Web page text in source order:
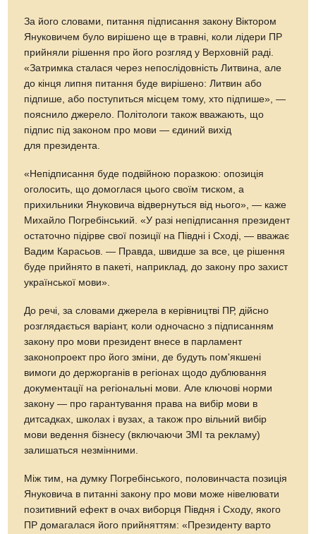
За його словами, питання підписання закону Віктором
Януковичем було вирішено ще в травні, коли лідери ПР
прийняли рішення про його розгляд у Верховній раді.
«Затримка сталася через непослідовність Литвина, але
до кінця липня питання буде вирішено: Литвин або
підпише, або поступиться місцем тому, хто підпише», —
пояснило джерело. Політологи також вважають, що
підпис під законом про мови — єдиний вихід
для президента.
«Непідписання буде подвійною поразкою: опозиція
оголосить, що домоглася цього своїм тиском, а
прихильники Януковича відвернуться від нього», — каже
Михайло Погребінський. «У разі непідписання президент
остаточно підірве свої позиції на Півдні і Сході, — вважає
Вадим Карасьов. — Правда, швидше за все, це рішення
буде прийнято в пакеті, наприклад, до закону про захист
української мови».
До речі, за словами джерела в керівництві ПР, дійсно
розглядається варіант, коли одночасно з підписанням
закону про мови президент внесе в парламент
законопроект про його зміни, де будуть пом'якшені
вимоги до держорганів в регіонах щодо дублювання
документації на регіональні мови. Але ключові норми
закону — про гарантування права на вибір мови в
дитсадках, школах і вузах, а також про вільний вибір
мови ведення бізнесу (включаючи ЗМІ та рекламу)
залишаться незмінними.
Між тим, на думку Погребінського, половинчаста позиція
Януковича в питанні закону про мови може нівелювати
позитивний ефект в очах виборця Півдня і Сходу, якого
ПР домагалася його прийняттям: «Президенту варто